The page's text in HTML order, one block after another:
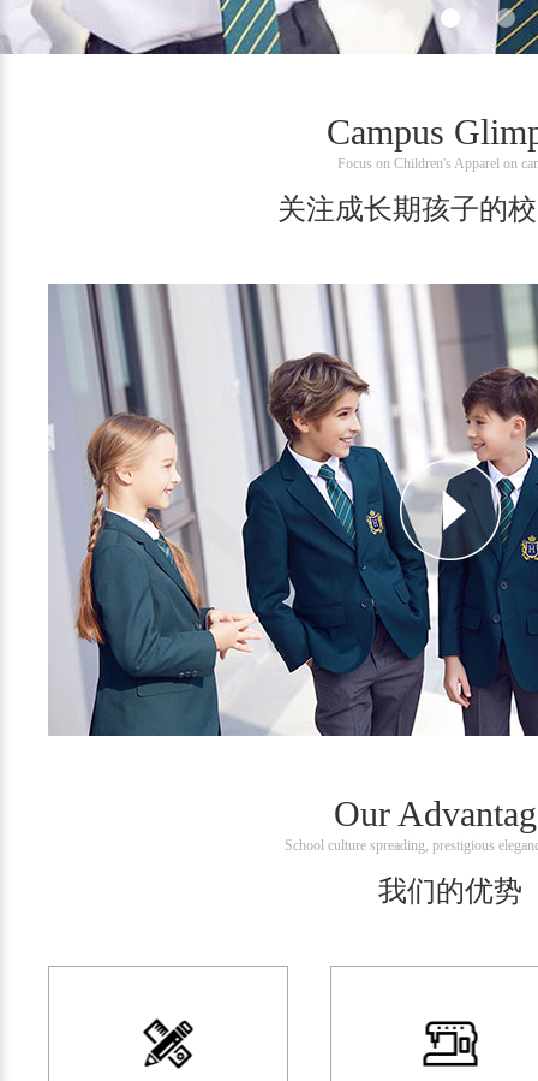
Campus
Focus on Children's Apparel on
关注成长期孩子的
Our
School culture spreading, prestigious
我们的优势